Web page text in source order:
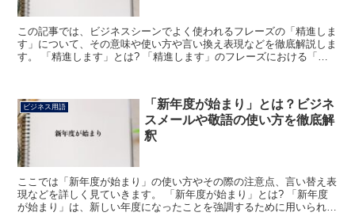
この記事では、ビジネスシーンでよく使われるフレーズの「精進しま
す」について、その意味や使い方や言い換え表現などを徹底解説しま
す。 「精進します」とは? 「精進します」のフレーズにおける「精
ビジネス用語
「新年度が始まり」とは？ビジネ
スメールや敬語の使い方を徹底解
釈
ここでは「新年度が始まり」の使い方やその際の注意点、言い替え表
現などを詳しく見ていきます。 「新年度が始まり」とは? 「新年度
が始まり」は、新しい年度になったことを強調するために用いられる